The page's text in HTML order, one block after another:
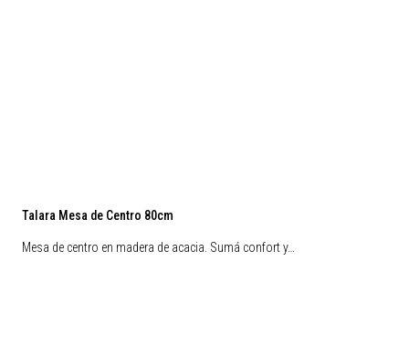
Talara Mesa de Centro 80cm
Mesa de centro en madera de acacia. Sumá confort y…